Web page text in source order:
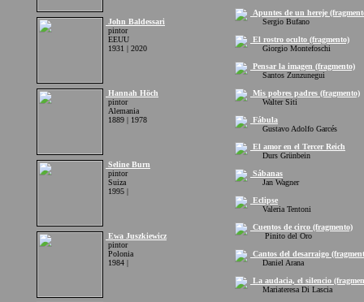
John Baldessari
pintor
EEUU
1931 | 2020
Hannah Höch
pintor
Alemania
1889 | 1978
Seline Burn
pintor
Suiza
1995 |
Ewa Juszkiewicz
pintor
Polonia
1984 |
Apuntes de un hereje
Sergio Bufano
El rostro oculto (fragmento)
Giorgio Montefoschi
Pensar la imagen (fragmento)
Santos Zunzunegui
Mis pobres padres (fragmento)
Walter Siti
Fábula
Gustavo Adolfo Garcés
El amor en el Tercer Reich
Durs Grünbein
Sábanas
Jan Wagner
Eclipse
Valeria Tentoni
Cuentos de circo (fragmento)
Pinito del Oro
Cantos del desarraigo
Daniel Arana
La audacia, el silencio
Mariateresa Di Lascia